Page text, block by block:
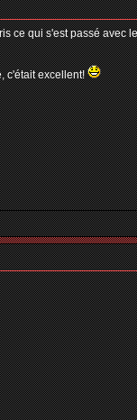
ce qui s'est passé avec
c'était excellent!